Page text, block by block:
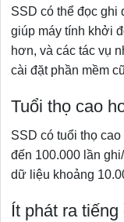
SSD có thể đọc ghi
giúp máy tính khởi
hơn, và các tác vụ
cài đặt phần mềm
Tuổi thọ cao
SSD có tuổi thọ
đến 100.000 lần
dữ liệu khoảng
Ít phát ra tiếng